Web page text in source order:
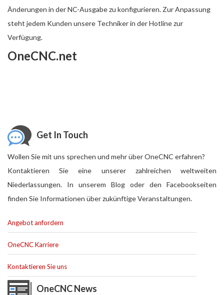
Änderungen in der NC-Ausgabe zu konfigurieren. Zur Anpassung
steht jedem Kunden unsere Techniker in der Hotline zur
Verfügung.
OneCNC.net
Get In Touch
Wollen Sie mit uns sprechen und mehr über OneCNC erfahren?
Kontaktieren Sie eine unserer zahlreichen weltweiten
Niederlassungen. In unserem Blog oder den Facebookseiten
finden Sie Informationen über zukünftige Veranstaltungen.
Angebot anfordern
OneCNC Karriere
Kontaktieren Sie uns
OneCNC News